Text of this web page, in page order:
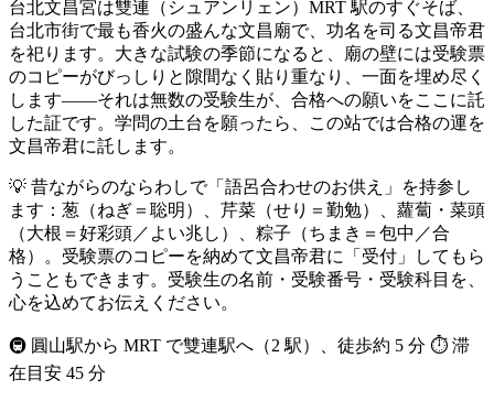
台北文昌宮は雙連（シュアンリェン）MRT 駅のすぐそば、
台北市街で最も香火の盛んな文昌廟で、功名を司る文昌帝君
を祀ります。大きな試験の季節になると、廟の壁には受験票
のコピーがびっしりと隙間なく貼り重なり、一面を埋め尽く
します——それは無数の受験生が、合格への願いをここに託
した証です。学問の土台を願ったら、この站では合格の運を
文昌帝君に託します。
💡 昔ながらのならわしで「語呂合わせのお供え」を持参し
ます：葱（ねぎ＝聡明）、芹菜（せり＝勤勉）、蘿蔔・菜頭
（大根＝好彩頭／よい兆し）、粽子（ちまき＝包中／合
格）。受験票のコピーを納めて文昌帝君に「受付」してもら
うこともできます。受験生の名前・受験番号・受験科目を、
心を込めてお伝えください。
🚇 圓山駅から MRT で雙連駅へ（2 駅）、徒歩約 5 分 ⏱ 滞
在目安 45 分